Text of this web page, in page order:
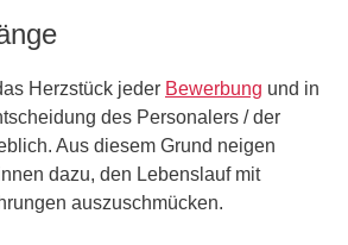
Herzstück jeder Bewerbung und in
des Personalers / der
Aus diesem Grund neigen
dazu, den Lebenslauf mit
auszuschmücken.